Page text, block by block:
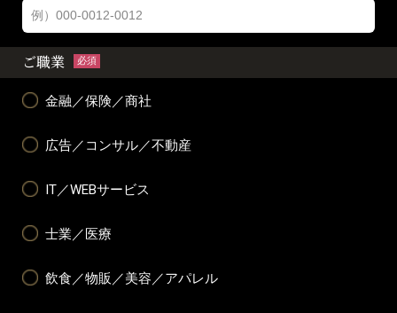
ご職業 必須
金融／保険／商社
広告／コンサル／不動産
IT／WEBサービス
士業／医療
飲食／物販／美容／アパレル